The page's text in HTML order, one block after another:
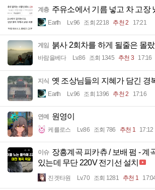
계층 주유소에서 기름 넣고 차 고장
Earth Lv.96 조회 2218 추천 2 17:21
게임 붉사 2회차를 하게 될줄은 몰
바람을베다 Lv.86 조회 1345 추천 3 17:16
지식 옛 조상님들의 지혜가 담긴 경
Earth Lv.96 조회 1396 추천 2 17:16
연예 원영이
케를로스 Lv.86 조회 786 추천 1 17:12
이슈 장흥계곡 피카츄 / 보배 펌 - 계
있는데 무단 220V 전기선 설치
진겟타원 Lv.70 조회 1281 추천 1